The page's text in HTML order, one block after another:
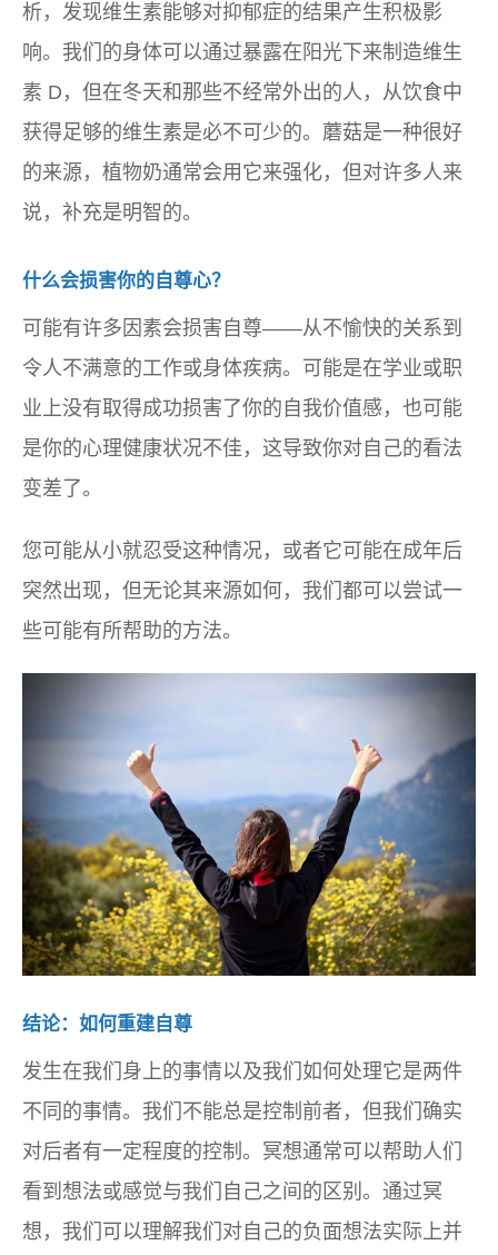
析，发现维生素能够对抑郁症的结果产生积极影
响。我们的身体可以通过暴露在阳光下来制造维生
素 D，但在冬天和那些不经常外出的人，从饮食中
获得足够的维生素是必不可少的。蘑菇是一种很好
的来源，植物奶通常会用它来强化，但对许多人来
说，补充是明智的。
什么会损害你的自尊心？
可能有许多因素会损害自尊——从不愉快的关系到
令人不满意的工作或身体疾病。可能是在学业或职
业上没有取得成功损害了你的自我价值感，也可能
是你的心理健康状况不佳，这导致你对自己的看法
变差了。
您可能从小就忍受这种情况，或者它可能在成年后
突然出现，但无论其来源如何，我们都可以尝试一
些可能有所帮助的方法。
结论：如何重建自尊
发生在我们身上的事情以及我们如何处理它是两件
不同的事情。我们不能总是控制前者，但我们确实
对后者有一定程度的控制。冥想通常可以帮助人们
看到想法或感觉与我们自己之间的区别。通过冥
想，我们可以理解我们对自己的负面想法实际上并